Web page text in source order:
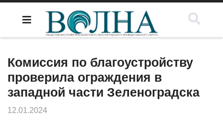
Комиссия по благоустройству
проверила ограждения в
западной части Зеленоградска
12.01.2024